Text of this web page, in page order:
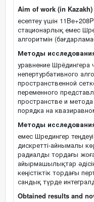
Aim of work (in
есептеу үшін
стационарлық емес
алгоритмін
Методы
уравнение Шрёдингера
непертурбативного
пространственной
переменного
пространстве и
порядка на
Методы
емес Шредингер
дискретті-айнымалы
радиалды тордағы
айырмашылықтар
кеңістіктік тордағы
сандық түрде
Obtained results and